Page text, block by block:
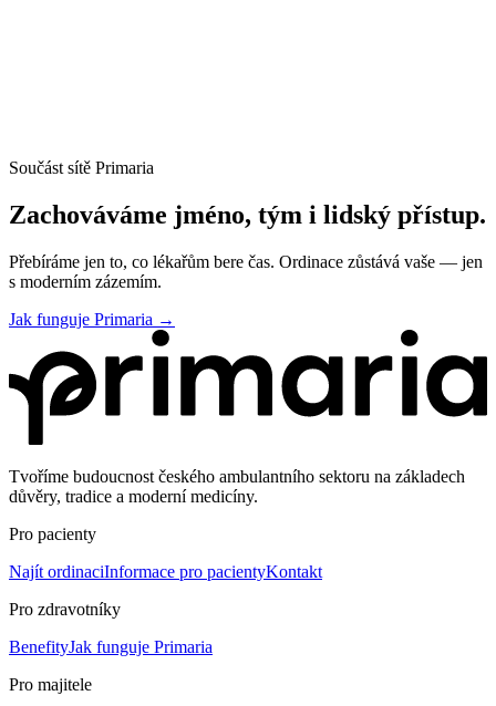
Součást sítě Primaria
Zachováváme jméno, tým i lidský přístup.
Přebíráme jen to, co lékařům bere čas. Ordinace zůstává vaše — jen
s moderním zázemím.
Jak funguje Primaria →
Tvoříme budoucnost českého ambulantního sektoru na základech
důvěry, tradice a moderní medicíny.
Pro pacienty
Najít ordinaciInformace pro pacientyKontakt
Pro zdravotníky
BenefityJak funguje Primaria
Pro majitele